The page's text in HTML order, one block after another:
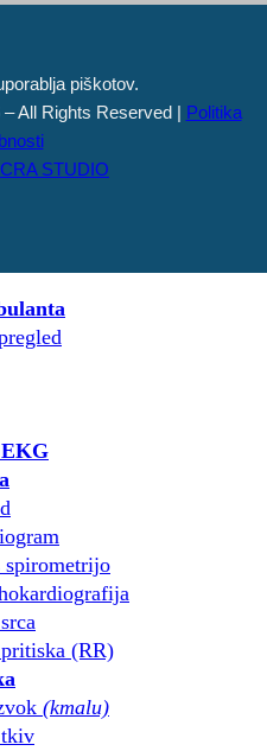
piškotov.
All Rights Reserved | Politika
STUDIO
spirometrijo
(RR)
(kmalu)